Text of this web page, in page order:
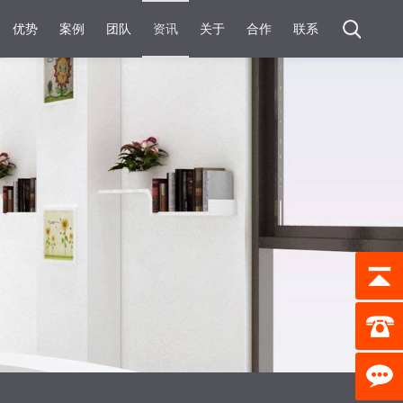
优势 案例 团队 资讯 关于 合作 联系